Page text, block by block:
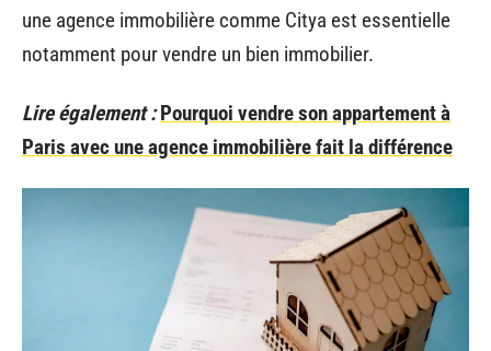
une agence immobilière comme Citya est essentielle
notamment pour vendre un bien immobilier.
Lire également : Pourquoi vendre son appartement à
Paris avec une agence immobilière fait la différence